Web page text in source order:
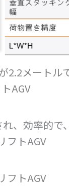
2.2メート
AGV
、効率的で
フトAGV
フトAGV